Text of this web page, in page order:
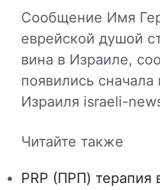
Сообщение Имя
еврейской душой
вина в Израиле,
появились
Израиля israeli-
Читайте также
PRP (ПРП) терапия